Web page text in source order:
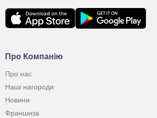
Про Компанію
Про нас
Наші нагороди
Новини
Франшиза